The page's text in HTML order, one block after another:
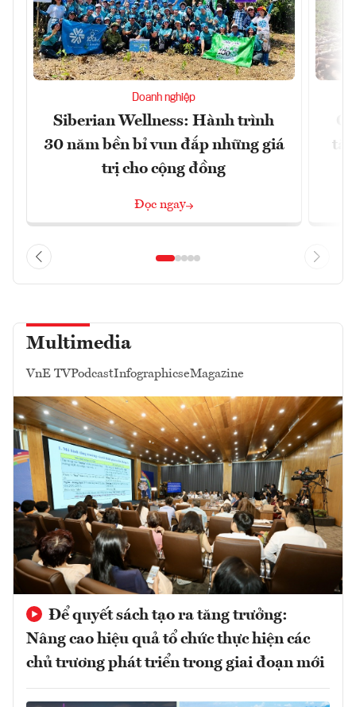
Doanh nghiệp
Siberian Wellness: Hành trình
30 năm bền bỉ vun đắp những giá
trị cho cộng đồng
Đọc ngay
Multimedia
VnE TVPodcastInfographicseMagazine
Để quyết sách tạo ra tăng trưởng:
Nâng cao hiệu quả tổ chức thực hiện các
chủ trương phát triển trong giai đoạn mới